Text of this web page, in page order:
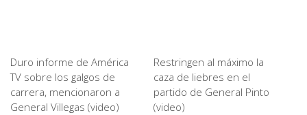
Duro informe de América
TV sobre los galgos de
carrera, mencionaron a
General Villegas (video)
Restringen al máximo la
caza de liebres en el
partido de General Pinto
(video)